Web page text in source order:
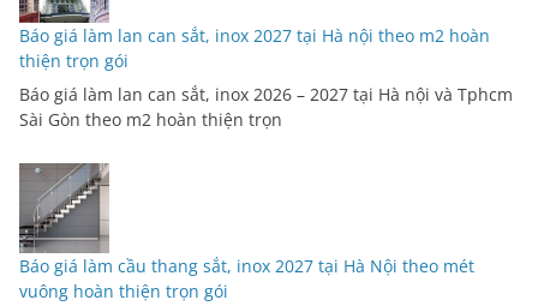
Báo giá làm lan can sắt, inox 2027 tại Hà nội theo m2 hoàn
thiện trọn gói
Báo giá làm lan can sắt, inox 2026 – 2027 tại Hà nội và Tphcm
Sài Gòn theo m2 hoàn thiện trọn
Báo giá làm cầu thang sắt, inox 2027 tại Hà Nội theo mét
vuông hoàn thiện trọn gói